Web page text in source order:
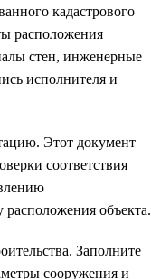
кадастрового
расположения
стен, инженерные
исполнителя и
Этот документ
соответствия
расположения объекта.
Заполните
сооружения и